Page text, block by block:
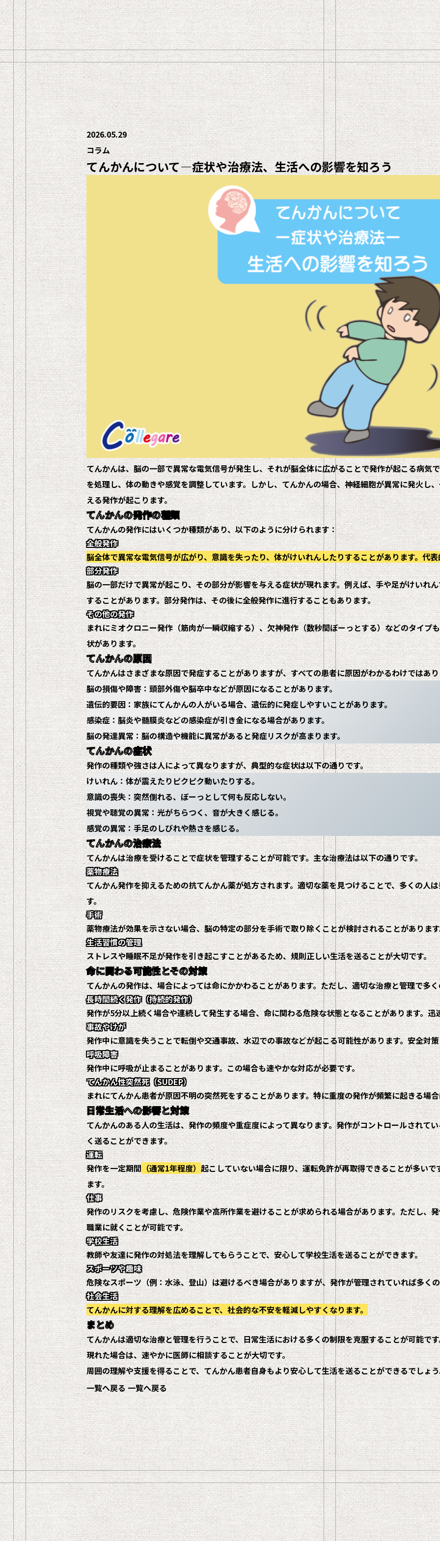
2026.05.29
コラム
てんかんについて―症状や治療法、生活への影響を知ろう
てんかんは、脳の一部で異常な電気信号が発生し、それが脳全体に広がることで発作が起こる病気
を処理し、体の動きや感覚を調整しています。しかし、てんかんの場合、神経細胞が異常に発火し
える発作が起こります。
てんかんの発作の種類
てんかんの発作にはいくつか種類があり、以下のように分けられます：
全般発作
脳全体で異常な電気信号が広がり、意識を失ったり、体がけいれんしたりすることがあります。代
部分発作
脳の一部だけで異常が起こり、その部分が影響を与える症状が現れます。例えば、手や足がけいれ
することがあります。部分発作は、その後に全般発作に進行することもあります。
その他の発作
まれにミオクロニー発作（筋肉が一瞬収縮する）、欠神発作（数秒間ぼーっとする）などのタイプ
状があります。
てんかんの原因
てんかんはさまざまな原因で発症することがありますが、すべての患者に原因がわかるわけではあ
脳の損傷や障害 ：頭部外傷や脳卒中などが原因になることがあります。
遺伝的要因 ：家族にてんかんの人がいる場合、遺伝的に発症しやすいことがあります。
感染症 ：脳炎や髄膜炎などの感染症が引き金になる場合があります。
脳の発達異常 ：脳の構造や機能に異常があると発症リスクが高まります。
てんかんの症状
発作の種類や強さは人によって異なりますが、典型的な症状は以下の通りです。
けいれん ：体が震えたりピクピク動いたりする。
意識の喪失 ：突然倒れる、ぼーっとして何も反応しない。
視覚や聴覚の異常 ：光がちらつく、音が大きく感じる。
感覚の異常 ：手足のしびれや熱さを感じる。
てんかんの治療法
てんかんは治療を受けることで症状を管理することが可能です。主な治療法は以下の通りです。
薬物療法
てんかん発作を抑えるための抗てんかん薬が処方されます。適切な薬を見つけることで、多くの人
す。
手術
薬物療法が効果を示さない場合、脳の特定の部分を手術で取り除くことが検討されることがありま
生活習慣の管理
ストレスや睡眠不足が発作を引き起こすことがあるため、規則正しい生活を送ることが大切です。
命に関わる可能性とその対策
てんかんの発作は、場合によっては命にかかわることがあります。ただし、適切な治療と管理で多
長時間続く発作（持続的発作）
発作が5分以上続く場合や連続して発生する場合、命に関わる危険な状態となることがあります。迅
事故やけが
発作中に意識を失うことで転倒や交通事故、水辺での事故などが起こる可能性があります。安全対
呼吸障害
発作中に呼吸が止まることがあります。この場合も速やかな対応が必要です。
てんかん性突然死（SUDEP）
まれにてんかん患者が原因不明の突然死をすることがあります。特に重度の発作が頻繁に起きる場
日常生活への影響と対策
てんかんのある人の生活は、発作の頻度や重症度によって異なります。発作がコントロールされて
く送ることができます。
運転
発作を一定期間 （通常1年程度） 起こしていない場合に限り、運転免許が再取得できることが多い
ます。
仕事
発作のリスクを考慮し、危険作業や高所作業を避けることが求められる場合があります。ただし、
職業に就くことが可能です。
学校生活
教師や友達に発作の対処法を理解してもらうことで、安心して学校生活を送ることができます。
スポーツや趣味
危険なスポーツ（例：水泳、登山）は避けるべき場合がありますが、発作が管理されていれば多く
社会生活
てんかんに対する理解を広めることで、社会的な不安を軽減しやすくなります。
まとめ
てんかんは適切な治療と管理を行うことで、日常生活における多くの制限を克服することが可能で
現れた場合は、速やかに医師に相談することが大切です。
周囲の理解や支援を得ることで、てんかん患者自身もより安心して生活を送ることができるでしょ
一覧へ戻る一覧へ戻る